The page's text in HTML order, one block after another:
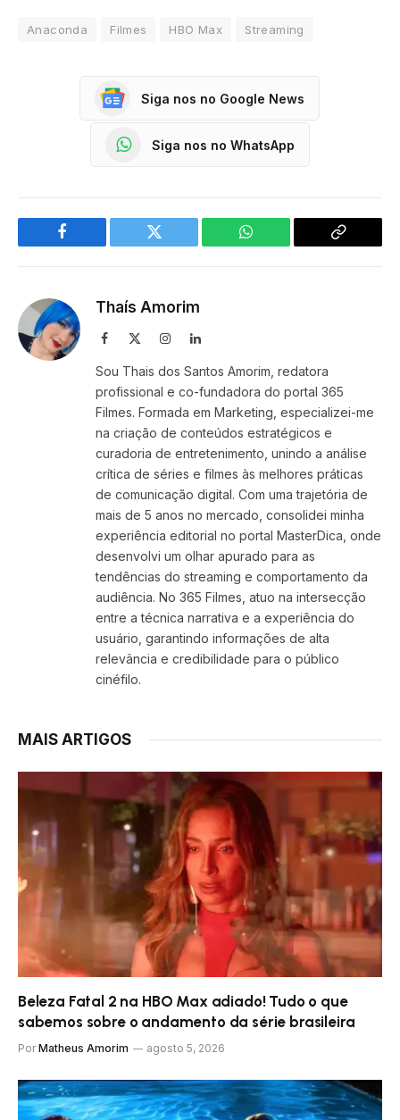
Anaconda Filmes HBO Max Streaming
Siga nos no Google News
Siga nos no WhatsApp
Facebook Twitter WhatsApp
Copy
Thaís Amorim
Facebook InstagramLinkedIn
Sou Thais dos Santos Amorim, redatora
profissional e co-fundadora do portal 365
Filmes. Formada em Marketing, especializei-me
na criação de conteúdos estratégicos e
curadoria de entretenimento, unindo a análise
crítica de séries e filmes às melhores práticas
de comunicação digital. Com uma trajetória de
mais de 5 anos no mercado, consolidei minha
experiência editorial no portal MasterDica, onde
desenvolvi um olhar apurado para as
tendências do streaming e comportamento da
audiência. No 365 Filmes, atuo na intersecção
entre a técnica narrativa e a experiência do
usuário, garantindo informações de alta
relevância e credibilidade para o público
cinéfilo.
MAIS ARTIGOS
Beleza Fatal 2 na HBO Max adiado! Tudo o que
sabemos sobre o andamento da série brasileira
Por Matheus Amorim agosto 5, 2026